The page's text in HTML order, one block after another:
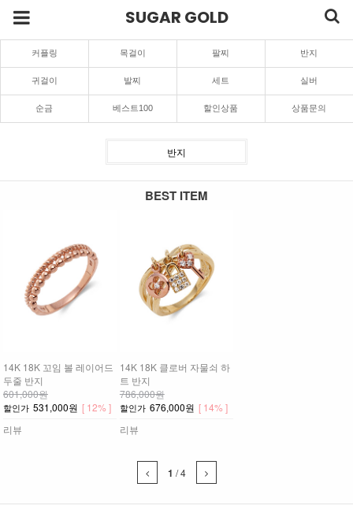
SUGAR GOLD
커플링 목걸이 팔찌 반지
귀걸이 발찌 세트 실버
순금 베스트100 할인상품 상품문의
반지
BEST ITEM
14K 18K 꼬임 볼 레이어드
두줄 반지
601,000원
할인가 531,000원 [ 12% ]
리뷰
14K 18K 클로버 자물쇠 하
트 반지
786,000원
할인가 676,000원 [ 14% ]
리뷰
1 /4